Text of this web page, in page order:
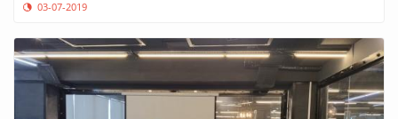
03-07-2019